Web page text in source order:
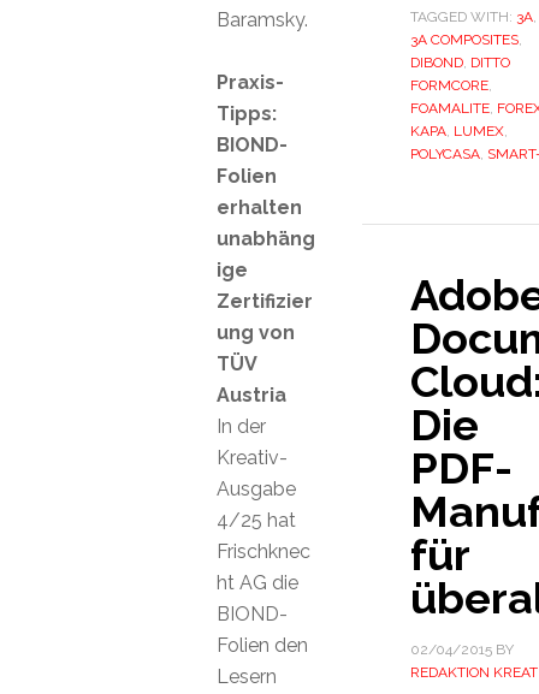
TAGGED WITH: 3A,
3A COMPOSITES,
DIBOND, DITTO
FORMCORE,
FOAMALITE,
KAPA, LUMEX,
POLYCASA,
Die
PDF-
für
02/04/2015BY
REDAKTION
Baramsky.
Praxis-
Tipps:
BIOND-
Folien
erhalten
unabhäng
ige
Zertifizier
ung von
TÜV
Austria
In der
Kreativ-
Ausgabe
4/25 hat
Frischknec
ht AG die
BIOND-
Folien den
Lesern